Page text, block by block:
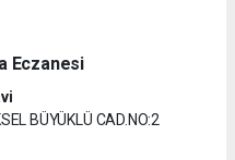
Eczanesi
BÜYÜKLÜ CAD.NO:2